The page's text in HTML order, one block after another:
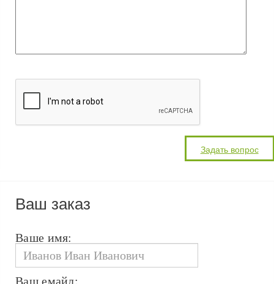
Ваш заказ
Ваше имя:
Ваш емайл: